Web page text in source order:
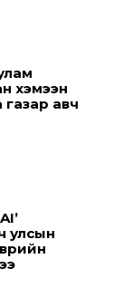
хэмээн
газар авч
улсын